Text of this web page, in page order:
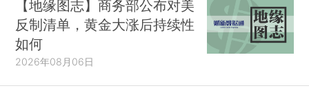
【地缘图志】商务部公布对美
反制清单，黄金大涨后持续性
如何
2026年08月06日